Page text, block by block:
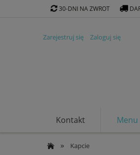
Zarejestruj się Zaloguj się
Kontakt Menu
Klapki ekologiczne
» Kapcie
30-DNI NA ZWROT